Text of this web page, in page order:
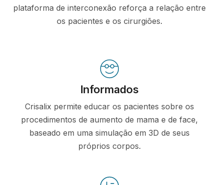
plataforma de interconexão reforça a relação entre
os pacientes e os cirurgiões.
Informados
Crisalix permite educar os pacientes sobre os
procedimentos de aumento de mama e de face,
baseado em uma simulação em 3D de seus
próprios corpos.